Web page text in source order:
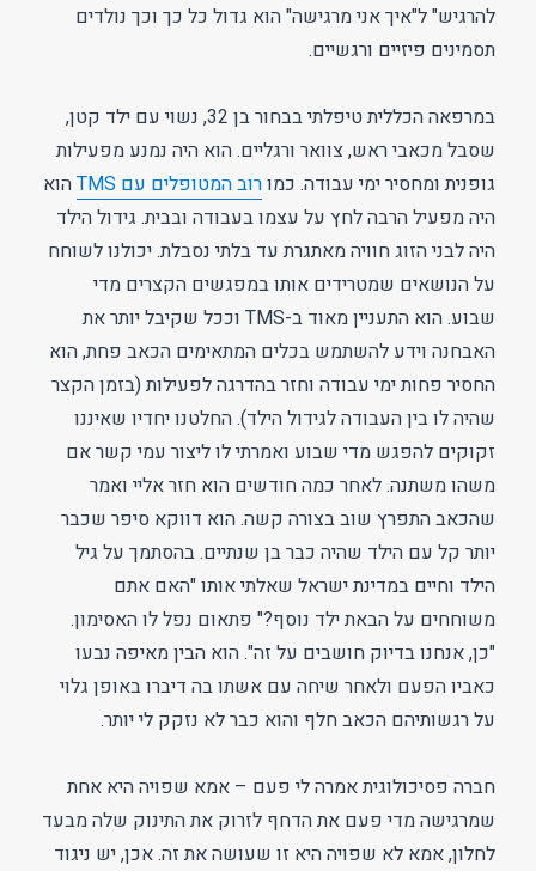
להרגיש" ל"איך אני מרגישה" הוא גדול כל כך וכך נולדים
תסמינים פיזיים ורגשיים.
במרפאה הכללית טיפלתי בבחור בן 32, נשוי עם ילד קטן,
שסבל מכאבי ראש, צוואר ורגליים. הוא היה נמנע מפעילות
גופנית ומחסיר ימי עבודה. כמורוב המטופלים עם TMS
הוא
היה מפעיל הרבה לחץ על עצמו בעבודה ובבית. גידול הילד
היה לבני הזוג חוויה מאתגרת עד בלתי נסבלת. יכולנו לשוחח
על הנושאים שמטרידים אותו במפגשים הקצרים מדי
שבוע. הוא התעניין מאוד ב-TMS וככל שקיבל יותר את
האבחנה וידע להשתמש בכלים המתאימים הכאב פחת, הוא
החסיר פחות ימי עבודה וחזר בהדרגה לפעילות (בזמן הקצר
שהיה לו בין העבודה לגידול הילד). החלטנו יחדיו שאיננו
זקוקים להפגש מדי שבוע ואמרתי לו ליצור עמי קשר אם
משהו משתנה. לאחר כמה חודשים הוא חזר אליי ואמר
שהכאב התפרץ שוב בצורה קשה. הוא דווקא סיפר שכבר
יותר קל עם הילד שהיה כבר בן שנתיים. בהסתמך על גיל
הילד וחיים במדינת ישראל שאלתי אותו "האם אתם
משוחחים על הבאת ילד נוסף?" פתאום נפל לו האסימון.
"כן, אנחנו בדיוק חושבים על זה". הוא הבין מאיפה נבעו
כאביו הפעם ולאחר שיחה עם אשתו בה דיברו באופן גלוי
על רגשותיהם הכאב חלף והוא כבר לא נזקק לי יותר.
חברה פסיכולוגית אמרה לי פעם – אמא שפויה היא אחת
שמרגישה מדי פעם את הדחף לזרוק את התינוק שלה מבעד
לחלון, אמא לא שפויה היא זו שעושה את זה. אכן, יש ניגוד